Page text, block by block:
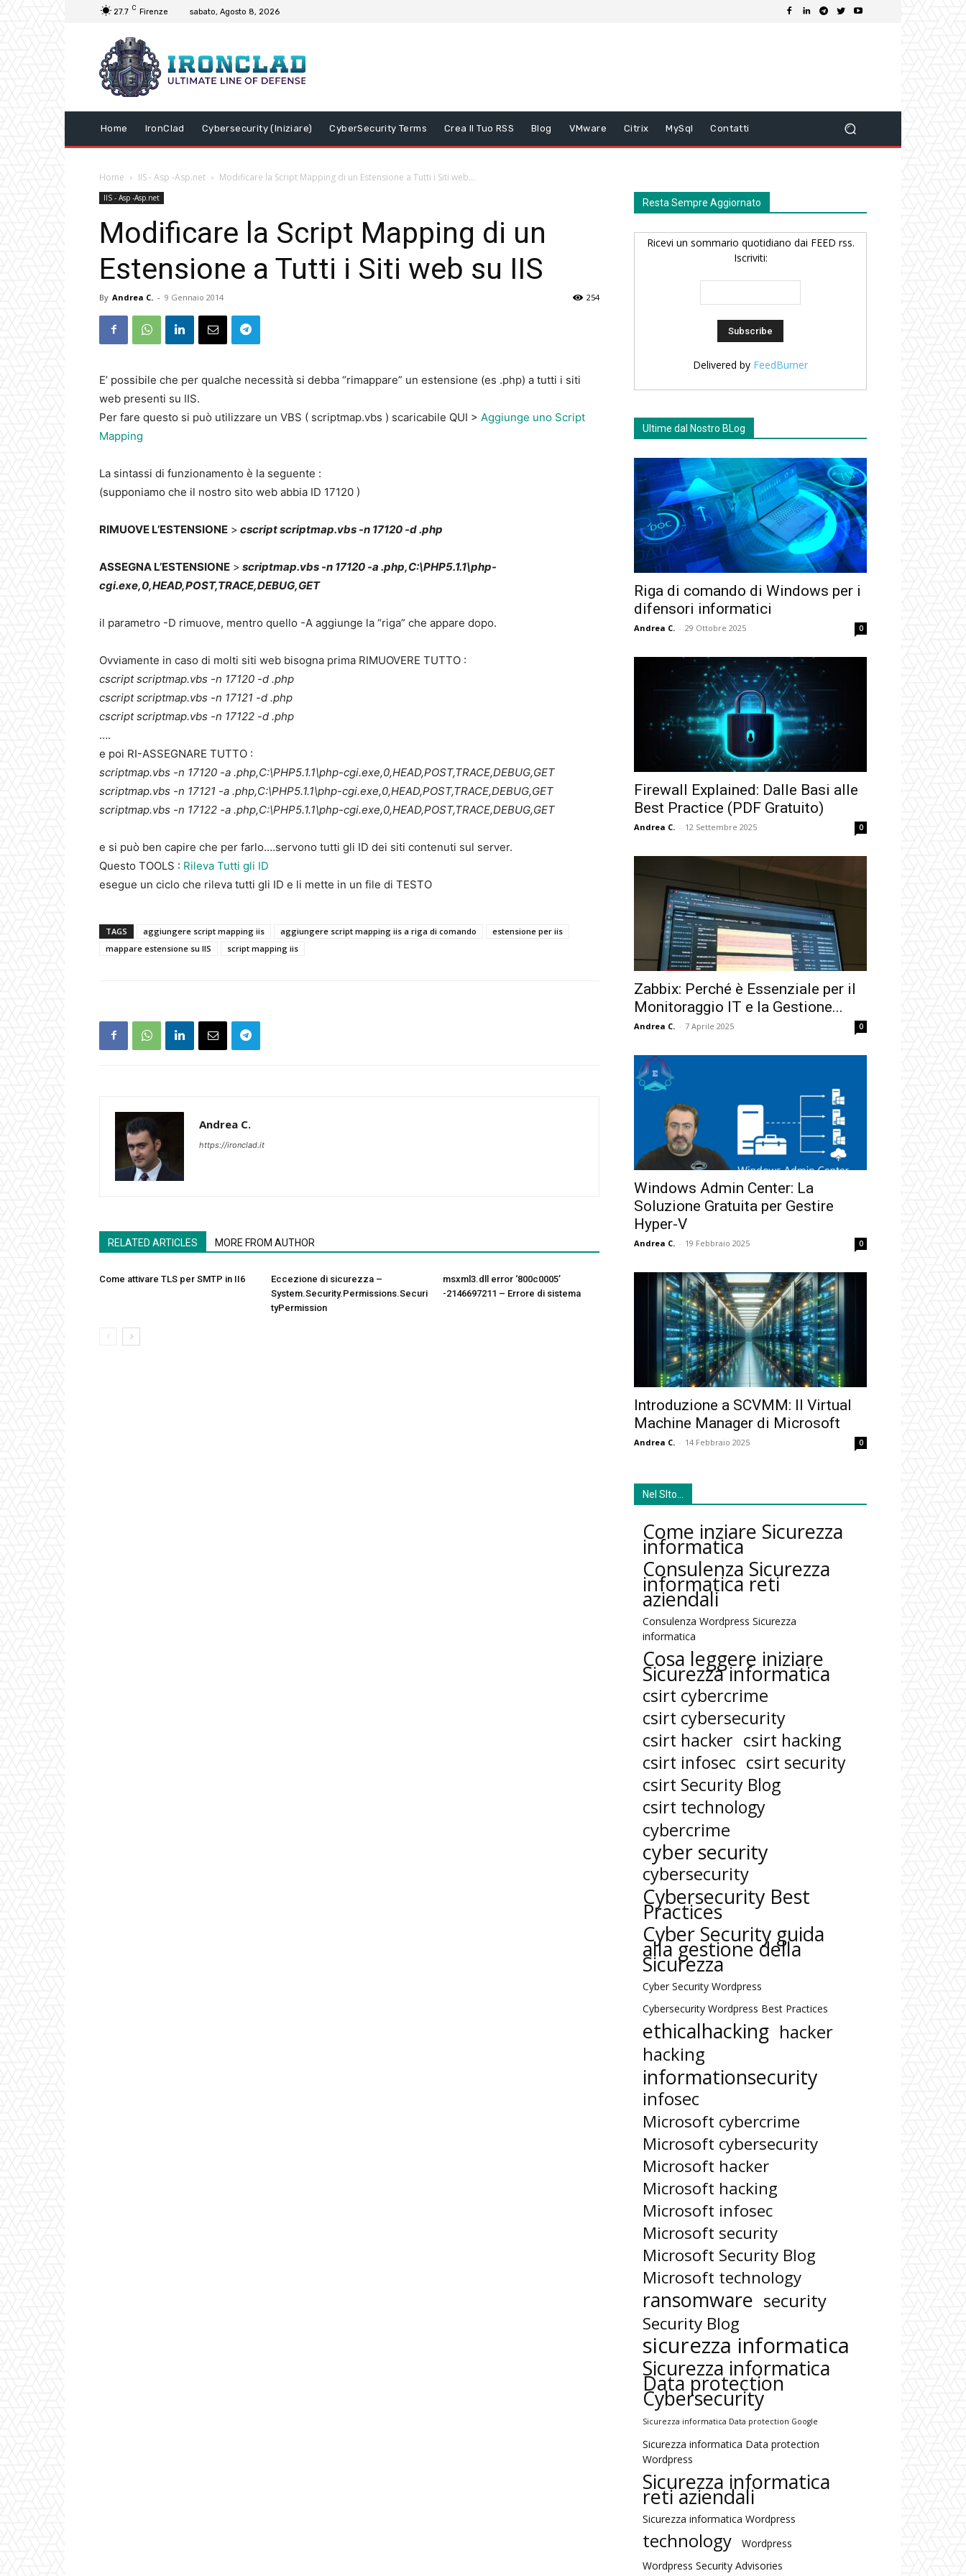
27.7 C Firenze sabato, Agosto 8, 2026
Home IronClad Cybersecurity (Iniziare) CyberSecurity Terms Crea Il Tuo RSS Blog VMware Citrix MySql Contatti
Home IIS - Asp -Asp.net Modificare la Script Mapping di un Estensione a Tutti i Siti web...
IIS - Asp -Asp.net
Modificare la Script Mapping di un
Estensione a Tutti i Siti web su IIS
By Andrea C. - 9 Gennaio 2014 254
E’ possibile che per qualche necessità si debba “rimappare” un estensione (es .php) a tutti i siti
web presenti su IIS.
Per fare questo si può utilizzare un VBS ( scriptmap.vbs ) scaricabile QUI > Aggiunge uno Script
Mapping
La sintassi di funzionamento è la seguente :
(supponiamo che il nostro sito web abbia ID 17120 )
RIMUOVE L’ESTENSIONE > cscript scriptmap.vbs -n 17120 -d .php
ASSEGNA L’ESTENSIONE > scriptmap.vbs -n 17120 -a .php,C:\PHP5.1.1\php-
cgi.exe,0,HEAD,POST,TRACE,DEBUG,GET
il parametro -D rimuove, mentro quello -A aggiunge la “riga” che appare dopo.
Ovviamente in caso di molti siti web bisogna prima RIMUOVERE TUTTO :
cscript scriptmap.vbs -n 17120 -d .php
cscript scriptmap.vbs -n 17121 -d .php
cscript scriptmap.vbs -n 17122 -d .php
….
e poi RI-ASSEGNARE TUTTO :
scriptmap.vbs -n 17120 -a .php,C:\PHP5.1.1\php-cgi.exe,0,HEAD,POST,TRACE,DEBUG,GET
scriptmap.vbs -n 17121 -a .php,C:\PHP5.1.1\php-cgi.exe,0,HEAD,POST,TRACE,DEBUG,GET
scriptmap.vbs -n 17122 -a .php,C:\PHP5.1.1\php-cgi.exe,0,HEAD,POST,TRACE,DEBUG,GET
e si può ben capire che per farlo….servono tutti gli ID dei siti contenuti sul server.
Questo TOOLS : Rileva Tutti gli ID
esegue un ciclo che rileva tutti gli ID e li mette in un file di TESTO
TAGS aggiungere script mapping iis aggiungere script mapping iis a riga di comando
estensione per iis
mappare estensione su IIS
script mapping iis
Andrea C.
https://ironclad.it
RELATED ARTICLES MORE FROM AUTHOR
Come attivare TLS per SMTP in II6
Eccezione di sicurezza –
System.Security.Permissions.Securi
tyPermission
msxml3.dll error ‘800c0005’
-2146697211 – Errore di sistema
Resta Sempre Aggiornato
Ricevi un sommario quotidiano dai FEED rss.
Iscriviti:
Delivered by FeedBurner
Ultime dal Nostro BLog
Riga di comando di Windows per i
difensori informatici
Andrea C. - 29 Ottobre 2025 0
Firewall Explained: Dalle Basi alle
Best Practice (PDF Gratuito)
Andrea C. - 12 Settembre 2025 0
Zabbix: Perché è Essenziale per il
Monitoraggio IT e la Gestione...
Andrea C. - 7 Aprile 2025 0
Windows Admin Center: La
Soluzione Gratuita per Gestire
Hyper-V
Andrea C. - 19 Febbraio 2025 0
Introduzione a SCVMM: Il Virtual
Machine Manager di Microsoft
Andrea C. - 14 Febbraio 2025 0
Nel SIto…
Come inziare Sicurezza
informatica
Consulenza Sicurezza
informatica reti
aziendali
Consulenza Wordpress Sicurezza
informatica
Cosa leggere iniziare
Sicurezza informatica
csirt cybercrime
csirt cybersecurity
csirt hacker csirt hacking
csirt infosec csirt security
csirt Security Blog
csirt technology
cybercrime
cyber security
cybersecurity
Cybersecurity Best
Practices
Cyber Security guida
alla gestione della
Sicurezza
Cyber Security Wordpress
Cybersecurity Wordpress Best Practices
ethicalhacking hacker
hacking
informationsecurity
infosec
Microsoft cybercrime
Microsoft cybersecurity
Microsoft hacker
Microsoft hacking
Microsoft infosec
Microsoft security
Microsoft Security Blog
Microsoft technology
ransomware security
Security Blog
sicurezza informatica
Sicurezza informatica
Data protection
Cybersecurity
Sicurezza informatica Data protection Google
Sicurezza informatica Data protection
Wordpress
Sicurezza informatica
reti aziendali
Sicurezza informatica Wordpress
technology
Wordpress
Wordpress Security Advisories